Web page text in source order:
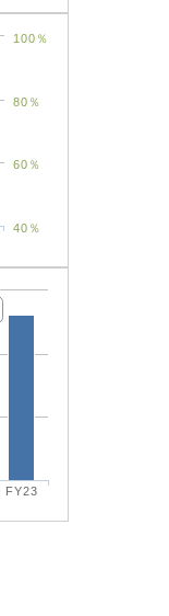
40％
60％
80％
100％
FY23